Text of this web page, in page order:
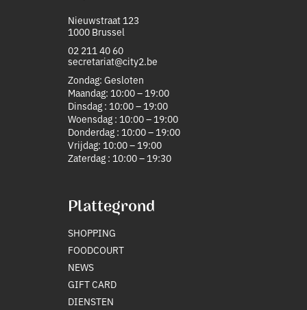
Nieuwstraat 123
1000 Brussel
02 211 40 60
secretariat@city2.be
Zondag: Gesloten
Maandag: 10:00 – 19:00
Dinsdag : 10:00 – 19:00
Woensdag : 10:00 – 19:00
Donderdag : 10:00 – 19:00
Vrijdag: 10:00 – 19:00
Zaterdag : 10:00 – 19:30
Plattegrond
SHOPPING
FOODCOURT
NEWS
GIFT CARD
DIENSTEN